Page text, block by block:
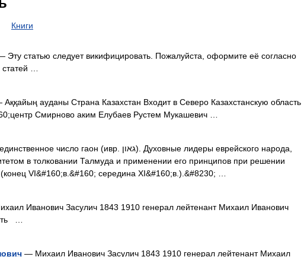
Книги
Эту статью следует викифицировать. Пожалуйста, оформите её согласно
…
ауданы Страна Казахстан Входит в Северо Казахстанскую область
Смирново аким Елубаев Рустем Мукашевич …
в толковании Талмуда и применении его принципов при решении
(конец VI&#160;в.&#160; середина XI&#160;в.).&#8230; …
Иванович Засулич 1843 1910 генерал лейтенант Михаил Иванович
…
— Михаил Иванович Засулич 1843 1910 генерал лейтенант Михаил